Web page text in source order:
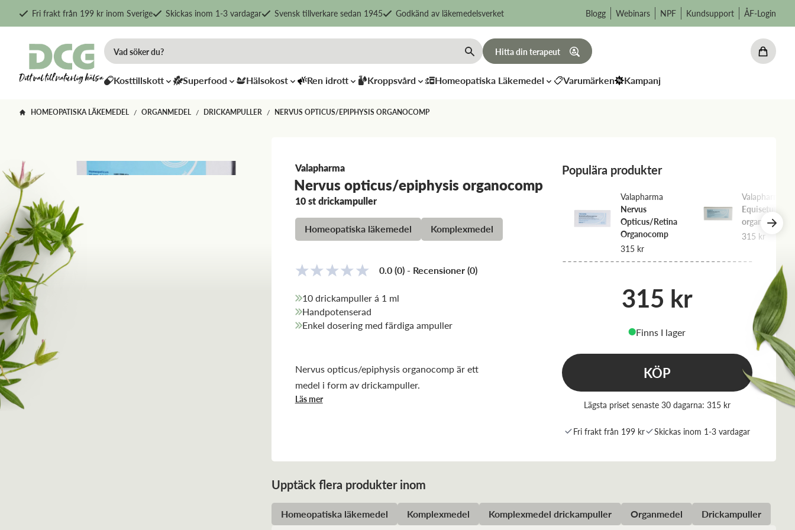
Fri frakt från 199 kr inom Sverige Skickas inom 1-3 vardagar Svensk tillverkare sedan 1945 Godkänd av läkemedelsverket Blogg Webinars NPF Kundsupport ÅF-Login
Hitta din terapeut
Kosttillskott Superfood Hälsokost Ren idrott Kroppsvård Homeopatiska Läkemedel Varumärken Kampanj
HOMEOPATISKA LÄKEMEDEL / ORGANMEDEL / DRICKAMPULLER / NERVUS OPTICUS/EPIPHYSIS ORGANOCOMP
Valapharma
Nervus opticus/epiphysis organocomp
10 st drickampuller
Homeopatiska läkemedel Komplexmedel
0.0(0) - Recensioner(0)
10 drickampuller á 1 ml
Handpotenserad
Enkel dosering med färdiga ampuller
Nervus opticus/epiphysis organocomp är ett
medel i form av drickampuller.
Läs mer
Populära produkter
Kingfisher
Fänkål
69 kr
Bioplex
202
Valapharma
Nervus
Opticus/Retina
Organocomp
315 kr
Valapharma
Equisetum/
organocomp
315 kr
315 kr
⬤Finns I lager
KÖP
Lägsta priset senaste 30 dagarna: 315 kr
Fri frakt från 199 kr Skickas inom 1-3 vardagar
Upptäck flera produkter inom
Homeopatiska läkemedel Komplexmedel Komplexmedel drickampuller Organmedel Drickampuller